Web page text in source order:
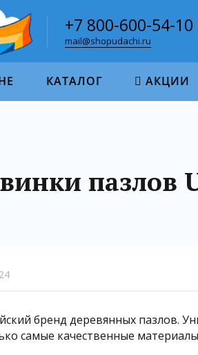
+7 800-600-54-10
mail@shopudachi.ru
КАТАЛОГ АКЦИИ
пазлов
бренд деревянных пазлов.
самые качественные материалы